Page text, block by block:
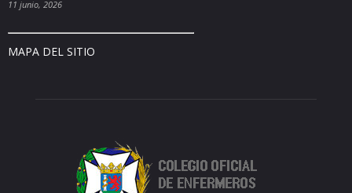
11 junio, 2026
MAPA DEL SITIO